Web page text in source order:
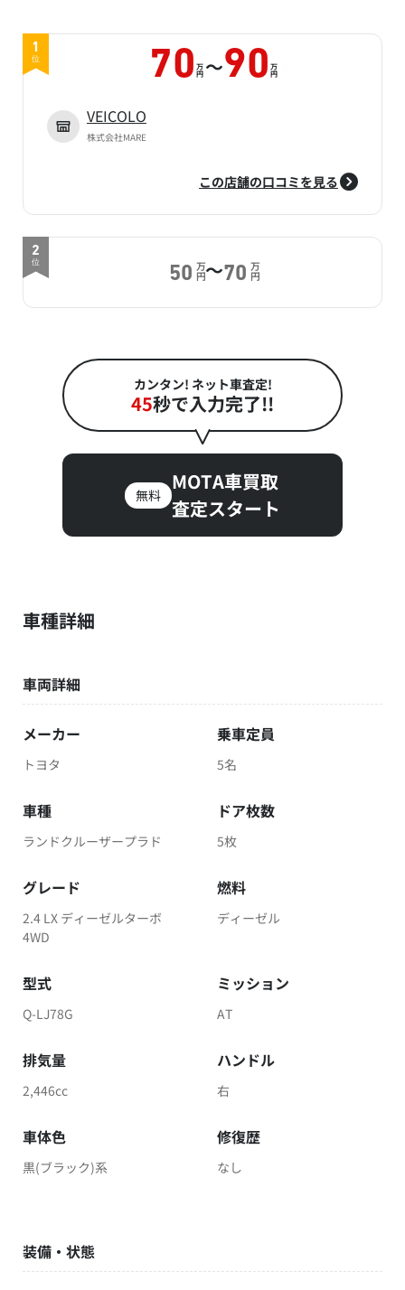
1
位 70 万
円 ～90 万
円
VEICOLO
株式会社MARE
この店舗の口コミを見る
2
位
50 万
円～70 万
円
カンタン! ネット車査定!
45秒で入力完了!!
無料
MOTA車買取
査定スタート
車種詳細
車両詳細
メーカー
トヨタ
乗車定員
5名
車種
ランドクルーザープラド
ドア枚数
5枚
グレード
2.4 LX ディーゼルターボ
4WD
燃料
ディーゼル
型式
Q-LJ78G
ミッション
AT
排気量
2,446cc
ハンドル
右
車体色
黒(ブラック)系
修復歴
なし
装備・状態